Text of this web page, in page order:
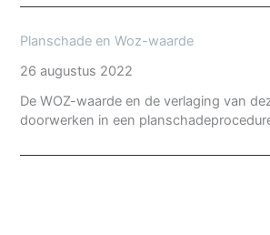
Planschade en Woz-waarde
26 augustus 2022
De WOZ-waarde en de verlaging van
doorwerken in een